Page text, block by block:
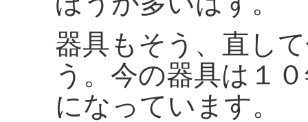
器具もそう、直し
う。今の器具は１
になっています。